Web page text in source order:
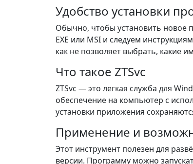
Удобство установки
Обычно, чтобы установить новое
EXE или MSI и следуем
как не позволяет выбрать, какие
Что такое ZTSvc
ZTSvc — это легкая служба для
обеспечение на компьютер с
установки приложения
Применение и
Этот инструмент полезен для
версии. Программу можно